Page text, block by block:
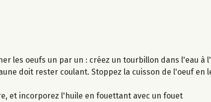
les oeufs un par un : créez un tourbillon dans l'eau à
doit rester coulant. Stoppez la cuisson de l'oeuf en
et incorporez l'huile en fouettant avec un fouet